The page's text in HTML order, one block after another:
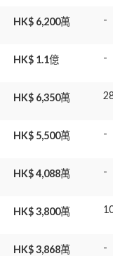
HK$ 6,200萬 -
HK$ 1.1億 -
HK$ 6,350萬 28/
HK$ 5,500萬 -
HK$ 4,088萬 -
HK$ 3,800萬 10/
HK$ 3,868萬 -